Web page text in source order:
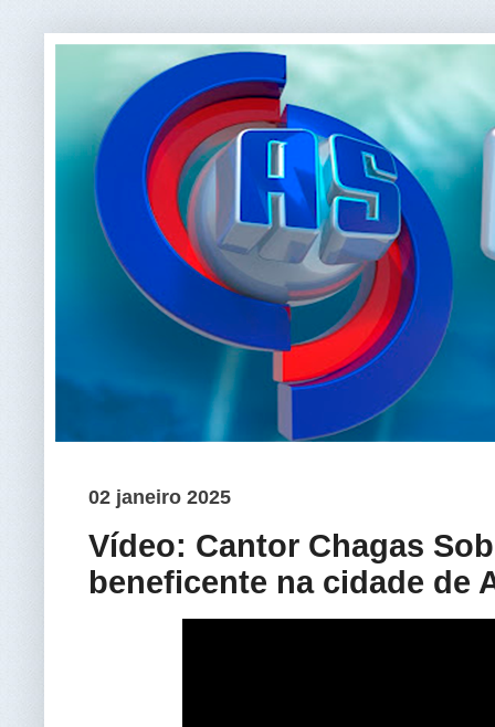
02 janeiro 2025
Vídeo: Cantor Chagas
beneficente na cidade de